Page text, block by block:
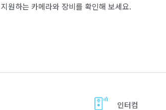
원하는 카메라와 장비를 확인해 보세요.
인터컴